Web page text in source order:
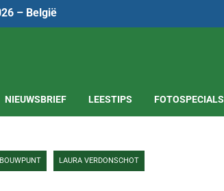
– België
NIEUWSBRIEF LEESTIPS FOTOSPECIALS
LAURA VERDONSCHOT